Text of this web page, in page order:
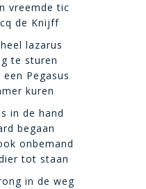
vreemde tic
de Knijff
lazarus
te sturen
Pegasus
kuren
in de hand
begaan
onbemand
tot staan
in de weg